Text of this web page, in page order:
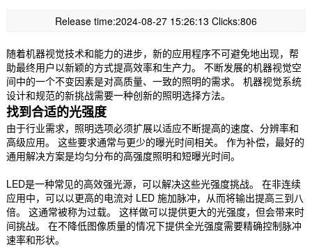
Release time:2024-08-27 15:26:13 Clicks:806
随着机器视觉技术和能力的进步，新的应用程序不可避免地出现，帮
助最终用户以新颖的方式提高效率和生产力。 不断发展的机器视觉空
间中的一个不变因素是对高质量、一致的照明的需求。 机器视觉系统
设计和规范的新挑战需要一种创新的照明选择方法。
找到合适的光强度
由于行业需求，照明选项必须扩展以适应不断提高的速度、分辨率和
高级应用。 这些要求通常与更少的曝光时间相关。 作为补偿，最好的
通用解决方案是均匀分布的高强度照明和短曝光时间。
LED是一种常见的高效强光源，可以解决这些光强度挑战。 在非连续
应用中，可以以更高的电流对 LED 施加脉冲，从而将输出提高三到八
倍。 这通常被称为过载。 这样做可以提供更大的光强度，但会带来时
间挑战。 在不降低图像质量的情况下提供全光强度需要精确控制脉冲
速率和形状。